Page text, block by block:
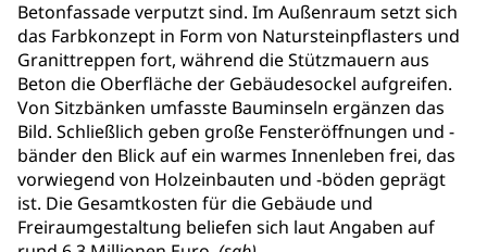
Betonfassade verputzt sind. Im Außenraum setzt sich
das Farbkonzept in Form von Natursteinpflasters und
Granittreppen fort, während die Stützmauern aus
Beton die Oberfläche der Gebäudesockel aufgreifen.
Von Sitzbänken umfasste Bauminseln ergänzen das
Bild. Schließlich geben große Fensteröffnungen und -
bänder den Blick auf ein warmes Innenleben frei, das
vorwiegend von Holzeinbauten und -böden geprägt
ist. Die Gesamtkosten für die Gebäude und
Freiraumgestaltung beliefen sich laut Angaben auf